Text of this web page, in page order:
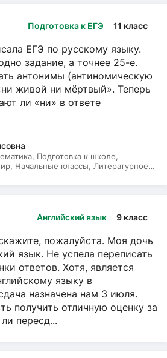
Подготовка к ЕГЭ 11 класс
ЕГЭ по русскому языку.
задание, а точнее 25-е.
антонимы (антиномическую
живой ни мёртвый». Теперь
ли «ни» в ответе
Подготовка к школе,
Начальные классы, Литературное
Английский язык 9 класс
пожалуйста. Моя дочь
язык. Не успела переписать
ответов. Хотя, является
языку в
назначена нам 3 июля.
получить отличную оценку за
пересд...